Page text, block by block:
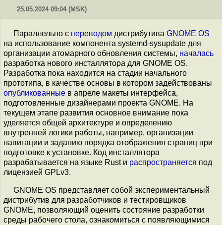
25.05.2024 09:04 (MSK)
Параллельно с переводом дистрибутива GNOME OS
на использование компонента systemd-sysupdate для
организации атомарного обновления системы, началась
разработка нового инсталлятора для GNOME OS.
Разработка пока находится на стадии начального
прототипа, в качестве основы в котором задействованы
опубликованные в апреле макеты интерфейса,
подготовленные дизайнерами проекта GNOME. На
текущем этапе развития основное внимание пока
уделяется общей архитектуре и определению
внутренней логики работы, например, организации
навигации и заданию порядка отображения страниц при
подготовке к установке. Код инсталлятора
разрабатывается на языке Rust и распространяется под
лицензией GPLv3.
GNOME OS представляет собой экспериментальный
дистрибутив для разработчиков и тестировщиков
GNOME, позволяющий оценить состояние разработки
среды рабочего стола, ознакомиться с появляющимися